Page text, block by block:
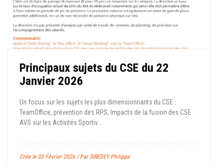
Principaux sujets du CSE du 22
Janvier 2026
Un focus sur les sujets les plus dimensionnants du CSE :
TeamOffice, prévention des RPS, Impacts de la fusion des CSE
AVS sur les Activités Sportiv...
Crée le 05 Février 2026 / Par SIREDEY Philippe